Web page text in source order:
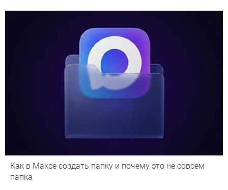
Как в Максе создать папку и почему это не совсем
папка